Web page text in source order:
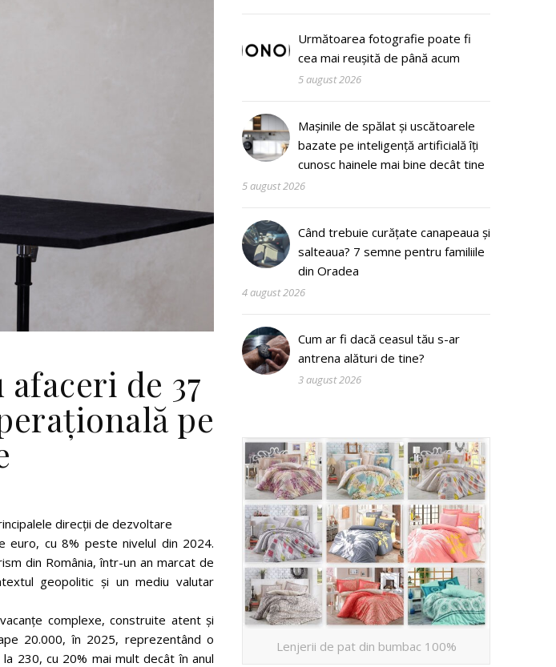
de 37
pe
direcții de dezvoltare
euro, cu 8% peste nivelul din 2024.
din România, într-un an marcat de
geopolitic și un mediu valutar
complexe, construite atent și
20.000, în 2025, reprezentând o
230, cu 20% mai mult decât în anul
Următoarea fotografie poate fi
cea mai reușită de până acum
5 august 2026
Mașinile de spălat și uscătoarele
bazate pe inteligență artificială îți
cunosc hainele mai bine decât tine
5 august 2026
Când trebuie curățate canapeaua și
salteaua? 7 semne pentru familiile
din Oradea
4 august 2026
Cum ar fi dacă ceasul tău s-ar
antrena alături de tine?
3 august 2026
Lenjerii de pat din bumbac 100%